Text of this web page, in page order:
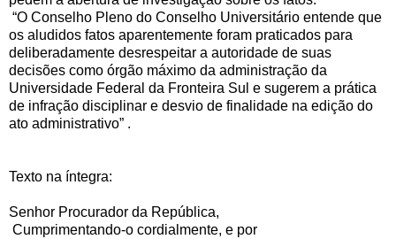
“O Conselho Pleno do Conselho Universitário entende que
os aludidos fatos aparentemente foram praticados para
deliberadamente desrespeitar a autoridade de suas
decisões como órgão máximo da administração da
Universidade Federal da Fronteira Sul e sugerem a prática
de infração disciplinar e desvio de finalidade na edição do
ato administrativo” .
Texto na íntegra:
Senhor Procurador da República,
Cumprimentando-o cordialmente, e por